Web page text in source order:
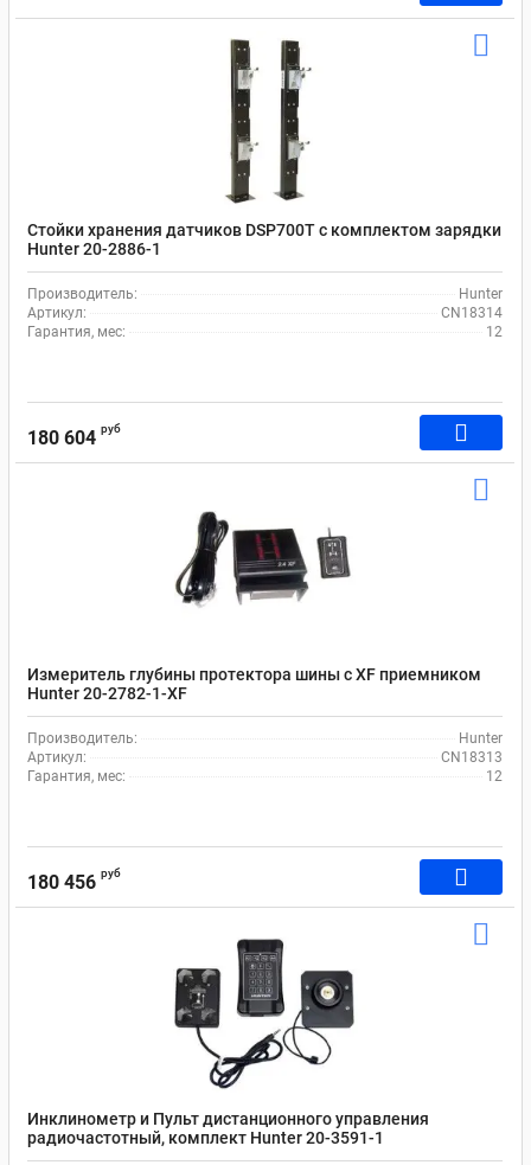
Стойки хранения датчиков DSP700T с комплектом зарядки
Hunter 20-2886-1
Производитель:
Hunter
Артикул:
CN18314
Гарантия, мес:
12
180 604 руб
Измеритель глубины протектора шины с XF приемником
Hunter 20-2782-1-XF
Производитель:
Hunter
Артикул:
CN18313
Гарантия, мес:
12
180 456 руб
Инклинометр и Пульт дистанционного управления
радиочастотный, комплект Hunter 20-3591-1